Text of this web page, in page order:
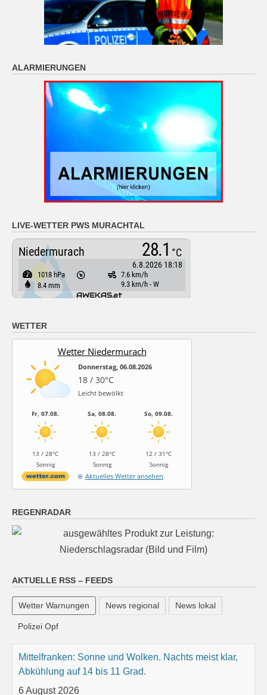
ALARMIERUNGEN
LIVE-WETTER PWS MURACHTAL
WETTER
Wetter Niedermurach
Donnerstag, 06.08.2026
18 / 30°C
Leicht bewölkt
Fr, 07.08.
13 / 28°C
Sonnig
Sa, 08.08.
13 / 28°C
Sonnig
So, 09.08.
12 / 31°C
Sonnig
Aktuelles Wetter ansehen
REGENRADAR
AKTUELLE RSS – FEEDS
Wetter Warnungen News regional News lokal
Polizei Opf
Mittelfranken: Sonne und Wolken. Nachts meist klar,
Abkühlung auf 14 bis 11 Grad.
6 August 2026
Das Regionalwetter für Mittelfranken: Sonne und